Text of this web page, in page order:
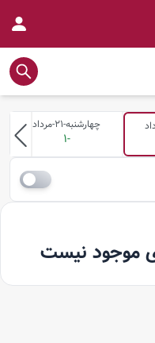
چهارشنبه-21-مرداد
-1
موجود نیست